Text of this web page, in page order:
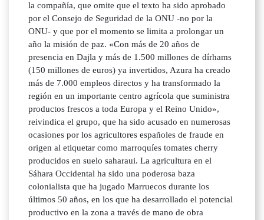
la compañía, que omite que el texto ha sido aprobado
por el Consejo de Seguridad de la ONU -no por la
ONU- y que por el momento se limita a prolongar un
año la misión de paz. «Con más de 20 años de
presencia en Dajla y más de 1.500 millones de dírhams
(150 millones de euros) ya invertidos, Azura ha creado
más de 7.000 empleos directos y ha transformado la
región en un importante centro agrícola que suministra
productos frescos a toda Europa y el Reino Unido»,
reivindica el grupo, que ha sido acusado en numerosas
ocasiones por los agricultores españoles de fraude en
origen al etiquetar como marroquíes tomates cherry
producidos en suelo saharaui. La agricultura en el
Sáhara Occidental ha sido una poderosa baza
colonialista que ha jugado Marruecos durante los
últimos 50 años, en los que ha desarrollado el potencial
productivo en la zona a través de mano de obra